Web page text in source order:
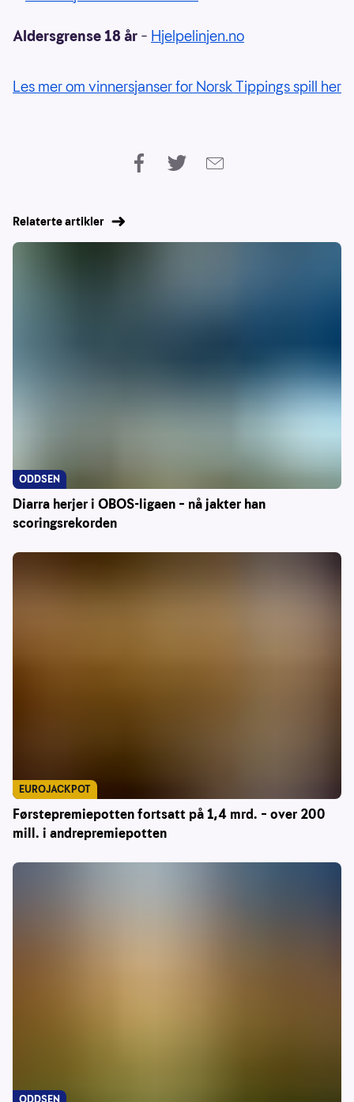
Aldersgrense 18 år – Hjelpelinjen.no
Les mer om vinnersjanser for Norsk Tippings spill her
Relaterte artikler
Diarra herjer i OBOS-ligaen – nå jakter han
scoringsrekorden
ODDSEN
Førstepremiepotten fortsatt på 1,4 mrd. – over 200
mill. i andrepremiepotten
EUROJACKPOT